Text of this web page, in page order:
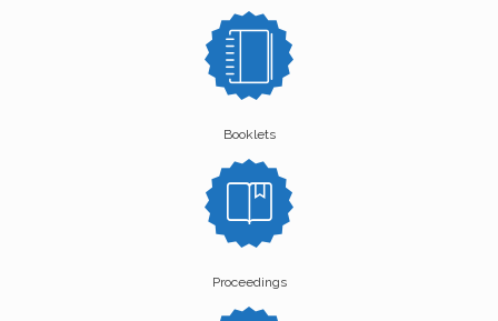
Booklets
Proceedings